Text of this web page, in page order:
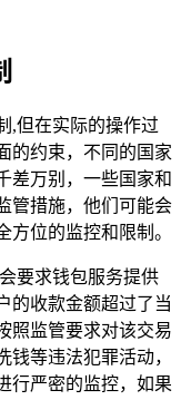
,但在实际的操作过
的约束，不同的国家
差万别，一些国家和
管措施，他们可能会
位的监控和限制。
要求钱包服务提供
的收款金额超过了当
照监管要求对该交易
等违法犯罪活动，
行严密的监控，如果